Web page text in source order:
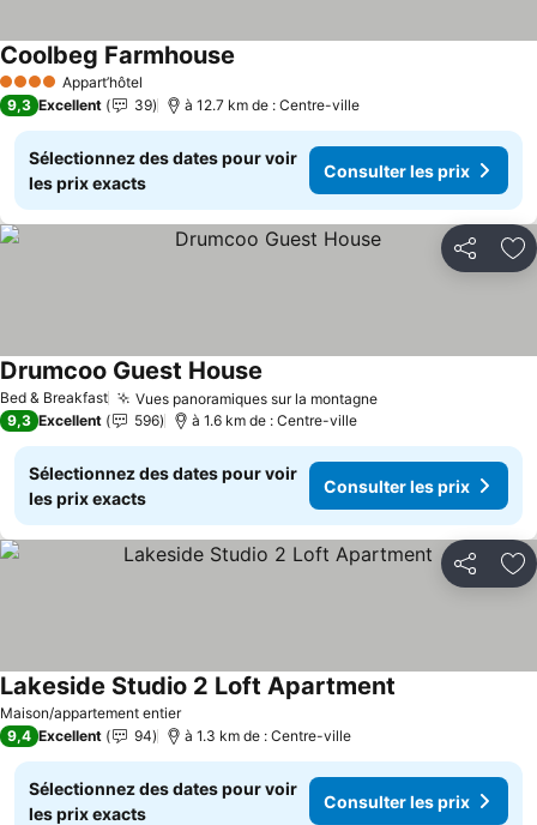
4 Étoiles Appart’hôtel
Coolbeg Farmhouse
9,3 Excellent 39 à 12.7 km de : Centre-ville
Sélectionnez des dates pour voir
les prix exacts
Consulter les prix
Partager
Bed & Breakfast Vues panoramiques sur la montagneConsulter les prix
Drumcoo Guest House
9,3 Excellent 596 à 1.6 km de : Centre-ville
Sélectionnez des dates pour voir
les prix exacts
Consulter les prix
Partager
Maison/appartement entier
Lakeside Studio 2 Loft Apartment
9,4 Excellent 94 à 1.3 km de : Centre-ville
Sélectionnez des dates pour voir
les prix exacts
Consulter les prix